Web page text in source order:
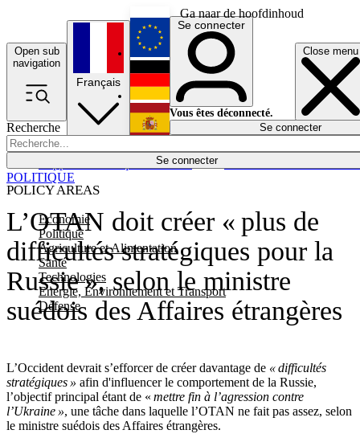
Ga naar de hoofdinhoud
Open sub
navigation
Close menu
Recherche
Se connecter
POLICY AREAS
Economie
Politique
Agriculture et Alimentation
Santé
Technologies
Energie, Environnement et Transport
Défense
Économie
Français
English
Deutsch
Español
Se connecter
Vous êtes déconnecté.
Se connecter
L’OTAN doit créer « plus de
difficultés stratégiques pour la
Russie », selon le ministre
suédois des Affaires étrangères
L’Occident devrait s’efforcer de créer davantage de « difficultés
stratégiques » afin d'influencer le comportement de la Russie,
l’objectif principal étant de « mettre fin à l’agression contre
l’Ukraine », une tâche dans laquelle l’OTAN ne fait pas assez, selon
le ministre suédois des Affaires étrangères.
POLITIQUE